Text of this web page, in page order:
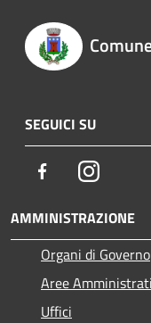
SEGUICI SU
FacebookInstagram
AMMINISTRAZIONE
Organi di Governo
Aree
Uffici